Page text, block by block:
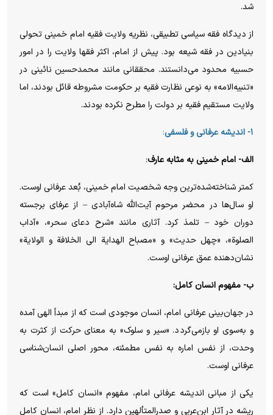
شد.
از دیدگاه فقه سیاسی تطبیقی، نظریه ولایت فقیه امام خمینی تحولی
بنیادین در فقه شیعه بود. پیش از امام، اکثر فقها ولایت را در امور
حسبیه محدود می‌دانستند. محققانی مانند محمدحسین نائینی در
«تنبیه‌الامه» به نوعی نظارت فقیه بر حکومت مشروطه قائل بودند، اما
ولایت مستقیم فقیه بر دولت را مطرح نکرده بودند.
۱- اندیشه عرفانی و فلسفی :
الف- امام خمینی به مثابه عارف:
کمتر شناخته‌شده‌ترین وجه شخصیت امام خمینی، بُعد عرفانی اوست.
او سال‌ها در محضر مرحوم آیت‌الله شاه‌آبادی – از عرفای برجسته
دوران خود – تلمذ کرد. آثاری مانند «شرح دعای سحر»، «آداب
الصلوة»، «چهل حدیث» و «مصباح الهدایة الی الخلافة و الولایة»
نشان‌دهنده عمق عرفانی اوست.
ب- مفهوم انسان کامل:
در جهان‌بینی عرفانی امام، انسان موجودی است که از مبدأ الهی آمده
و به‌سوی او بازمی‌گردد. «سیر و سلوک» به معنای حرکت از کثرت به
وحدت، از نفس اماره به نفس مطمئنه، محور اصلی انسان‌شناسی
عرفانی اوست.
یکی از مبانی اندیشه عرفانی امام، مفهوم «انسان کامل» است که
ریشه در آثار ابن‌عربی و صدرالمتألهین دارد. از نظر امام، انسان کامل